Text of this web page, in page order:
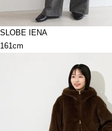
SLOBE IENA
161cm